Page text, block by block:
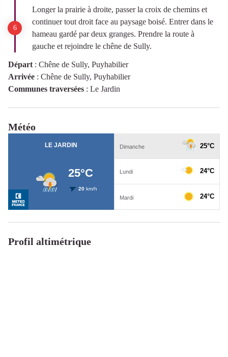
Longer la prairie à droite, passer la croix de chemins et
continuer tout droit face au paysage boisé. Entrer dans le
hameau gardé par deux granges. Prendre la route à
gauche et rejoindre le chêne de Sully.
Départ : Chêne de Sully, Puyhabilier
Arrivée : Chêne de Sully, Puyhabilier
Communes traversées : Le Jardin
Météo
Profil altimétrique